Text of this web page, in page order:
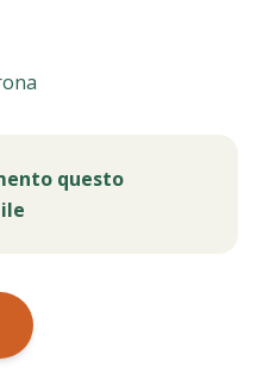
questo